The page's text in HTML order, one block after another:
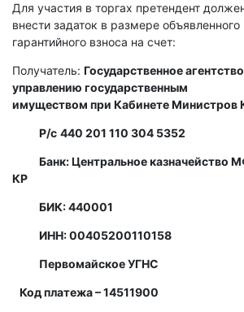
Для участия в торгах претендент
внести задаток в размере объявленного
гарантийного взноса на счет:
Получатель: Государственное
управлению государственным
имуществом при Кабинете Министров
Р/с 440 201 110 304 5352
Банк: Центральное казначейство
КР
БИК: 440001
ИНН: 00405200110158
Первомайское УГНС
Код платежа – 14511900